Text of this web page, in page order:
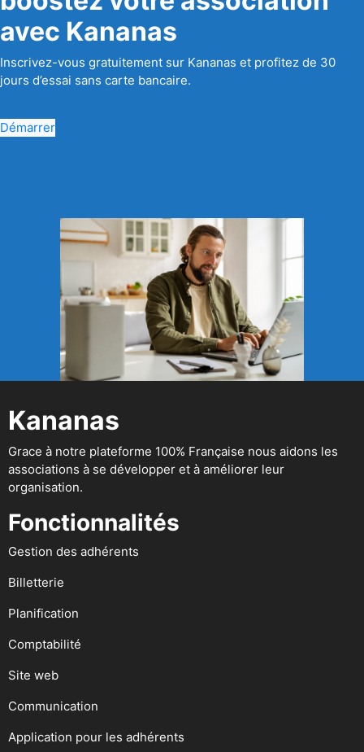
avec Kananas
Inscrivez-vous gratuitement sur Kananas et profitez de 30
jours d’essai sans carte bancaire.
Démarrer
Kananas
Grace à notre plateforme 100% Française nous aidons les
associations à se développer et à améliorer leur
organisation.
Fonctionnalités
Gestion des adhérents
Billetterie
Planification
Comptabilité
Site web
Communication
Application pour les adhérents